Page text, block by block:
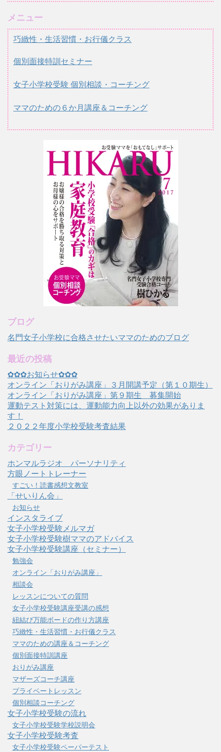
メニュー
巧緻性・生活習慣・お行儀クラス
個別面接特訓セミナー
女子小学校受験 個別相談・コーチング
ママのための６か月講座＆コーチング
ブログ
名門女子小学校に合格させたいママのためのブログ
最近の投稿
✿✿✿お知らせ✿✿✿
オンライン「おりがみ講座」３月開講予定（第１０期生）
オンライン「おりがみ講座」第９期生 募集開始
運動テスト対策には、運動能力向上以外の効果がありま
す！
２０２２年度小学校受験考査結果
カテゴリー
ホンマルラジオ パーソナリティ
方眼ノートトレーナー
すごい！読書感想文教室
「せいりん会」
お知らせ
インスタライブ
女子小学校受験メルマガ
女子小学校受験樹ママのアドバイス
女子小学校受験講座（セミナー）
勉強会
オンライン「おりがみ講座」
相談会
レッスンについての質問
女子小学校受験講座受講の感想
紐結び万能ボードの作り方講座
巧緻性・生活習慣・お行儀クラス
ママのための講座＆コーチング
個別面接特訓講座
おりがみ講座
マザーズコーチ講座
プライベートレッスン
個別相談コーチング
女子小学校受験の流れ
女子小学校受験学校説明会
女子小学校受験考査
女子小学校受験ペーパーテスト